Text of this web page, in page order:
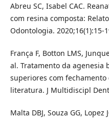
Abreu SC, Isabel CAC.
com resina composta:
Odontologia. 2020;16(1):15-
França F, Botton LMS,
al. Tratamento da agenesia
superiores com fechamento
literatura. J Multidiscipl
Malta DBJ, Souza GG, Lopez